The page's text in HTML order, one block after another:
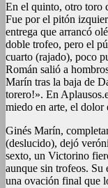
En el quinto, otro toro
Fue por el pitón
entrega que arrancó
doble trofeo, pero el
cuarto (rajado), poco
Román salió a
Marín tras la baja de
torero!». En
miedo en arte, el dolor
Ginés Marín,
(deslucido), dejó
sexto, un Victorino
aunque sin trofeos. Su
una ovación final que